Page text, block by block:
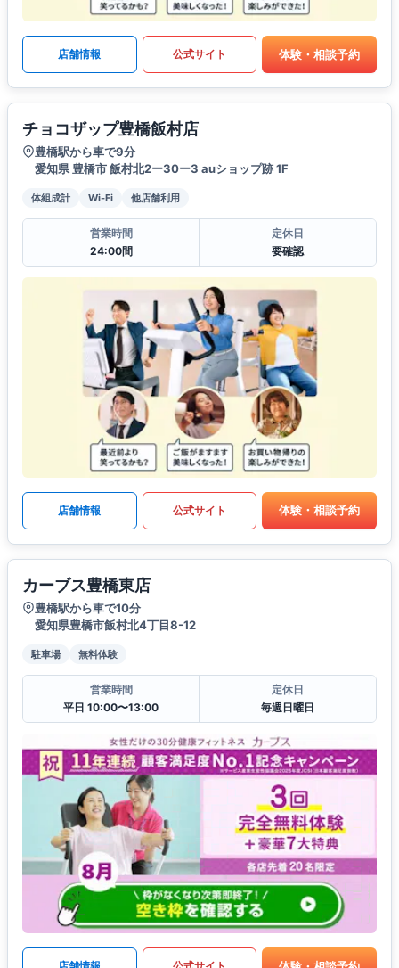
店舗情報 公式サイト 体験・相談予約
チョコザップ豊橋飯村店
豊橋駅から車で9分
愛知県 豊橋市 飯村北2ー30ー3 auショップ跡 1F
体組成計 Wi-Fi 他店舗利用
営業時間
24:00間
定休日
要確認
店舗情報 公式サイト 体験・相談予約
カーブス豊橋東店
豊橋駅から車で10分
愛知県豊橋市飯村北4丁目8-12
駐車場 無料体験
営業時間
平日 10:00〜13:00
定休日
毎週日曜日